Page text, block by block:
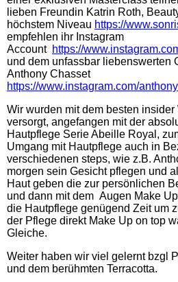
lieben Freundin Katrin Roth,
höchstem Niveau https://
empfehlen ihr Instagram
Account https://
und dem unfassbar liebenswerten
Anthony Chasset
https://www.instagram.com/
Wir wurden mit dem besten
versorgt, angefangen mit der
Hautpflege Serie Abeille Royal,
Umgang mit Hautpflege auch in
verschiedenen steps, wie z.B.
morgen sein Gesicht pflegen und
Haut geben die zur persönlichen
und dann mit dem Augen Make
die Hautpflege genügend Zeit um
der Pflege direkt Make Up on top
Gleiche.
Weiter haben wir viel gelernt bzgl
und dem berühmten Terracotta.